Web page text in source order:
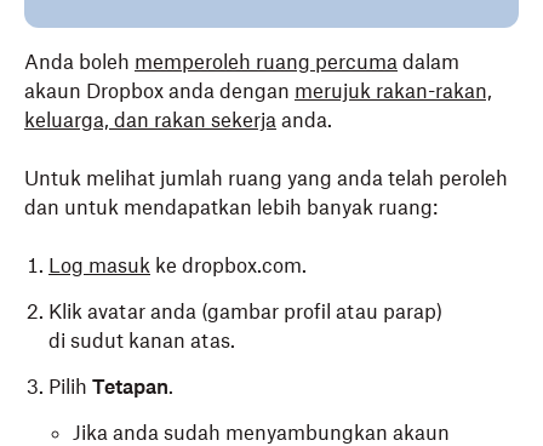
Tapis kandungan mengikutAktiviti Terbesaratau
Terakhir
Layangkan tetikus ke atas kandungan yang anda
ingin ambil tindakan:
Untuk menghapuskan kandungan, klik Hapus.
klik
(buka).
Ketahui cara mengoptimumkan ruang simpanan
untuk pasukan anda dengan alat Pembersihan urus
simpanan.
Anda boleh memperoleh ruang percuma dalam
akaun Dropbox anda dengan merujuk rakan-rakan,
keluarga, dan rakan sekerja anda.
Untuk melihat jumlah ruang yang anda telah peroleh
dan untuk mendapatkan lebih banyak ruang:
Log masuk ke dropbox.com.
Klik avatar anda (gambar profil atau parap)
di sudut kanan atas.
Pilih Tetapan.
Jika anda sudah menyambungkan akaun